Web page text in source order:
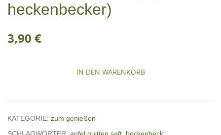
heckenbecker)
3,90 €
IN DEN WARENKORB
KATEGORIE: zum genießen